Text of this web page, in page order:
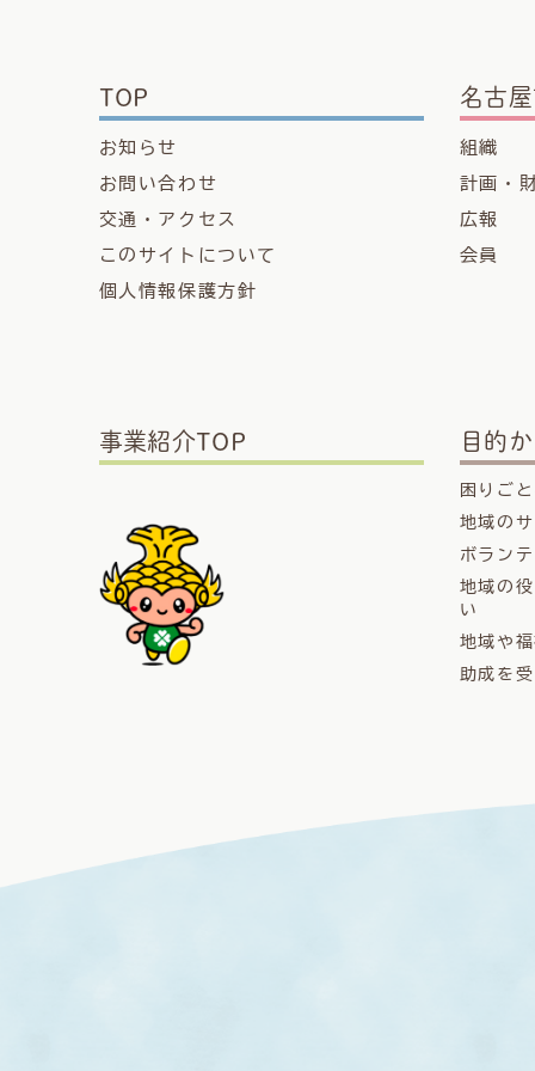
TOP
お知らせ
お問い合わせ
交通・アクセス
このサイトについて
個人情報保護方針
名古
組織
計画・
広報
会員
事業紹介TOP 目的
困りご
地域の
ボラン
地域の
い
地域や
助成を